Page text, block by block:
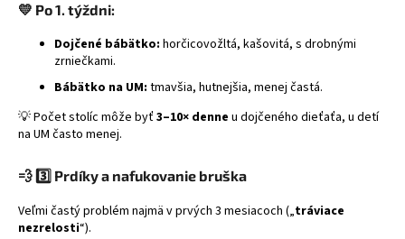
💛 Po 1. týždni:
Dojčené bábätko: horčicovožltá, kašovitá, s drobnými
zrniečkami.
Bábätko na UM: tmavšia, hutnejšia, menej častá.
💡 Počet stolíc môže byť3–10× denne u dojčeného dieťaťa, u detí
na UM často menej.
💨 3️⃣ Prdíky a nafukovanie bruška
Veľmi častý problém najmä v prvých 3 mesiacoch („tráviace
nezrelosti“).